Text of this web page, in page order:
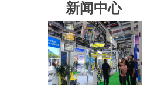
新闻中心